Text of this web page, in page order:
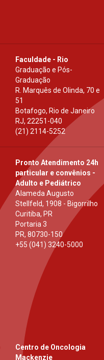
Faculdade - Rio
Graduação e Pós-
Graduação
R. Marquês de Olinda, 70 e
51
Botafogo, Rio de Janeiro
RJ,22251-040
(21) 2114-5252
Pronto Atendimento 24h
particular e convênios -
Adulto e Pediátrico
Alameda Augusto
Stellfeld, 1908 - Bigorrilho
Curitiba, PR
Portaria 3
PR,80730-150
+55 (041) 3240-5000
Centro de Oncologia
Mackenzie